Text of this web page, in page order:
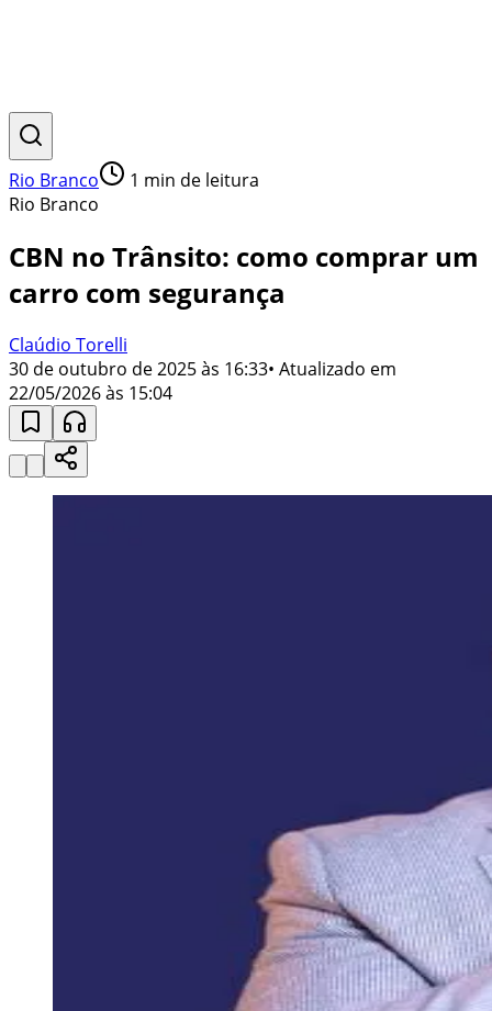
Rio Branco 1 min de leitura
Rio Branco
CBN no Trânsito: como comprar um
carro com segurança
Claúdio Torelli
30 de outubro de 2025 às 16:33• Atualizado em
22/05/2026 às 15:04